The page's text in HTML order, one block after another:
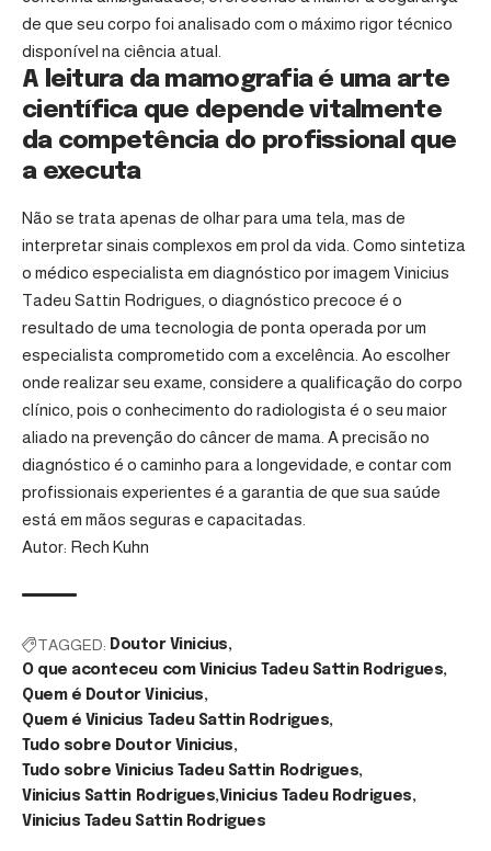
de que seu corpo foi analisado com o máximo rigor técnico
disponível na ciência atual.
A leitura da mamografia é uma arte
científica que depende vitalmente
da competência do profissional que
a executa
Não se trata apenas de olhar para uma tela, mas de
interpretar sinais complexos em prol da vida. Como sintetiza
o médico especialista em diagnóstico por imagem Vinicius
Tadeu Sattin Rodrigues, o diagnóstico precoce é o
resultado de uma tecnologia de ponta operada por um
especialista comprometido com a excelência. Ao escolher
onde realizar seu exame, considere a qualificação do corpo
clínico, pois o conhecimento do radiologista é o seu maior
aliado na prevenção do câncer de mama. A precisão no
diagnóstico é o caminho para a longevidade, e contar com
profissionais experientes é a garantia de que sua saúde
está em mãos seguras e capacitadas.
Autor: Rech Kuhn
TAGGED: Doutor Vinicius
O que aconteceu com Vinicius Tadeu Sattin Rodrigues
Quem é Doutor Vinicius
Quem é Vinicius Tadeu Sattin Rodrigues
Tudo sobre Doutor Vinicius
Tudo sobre Vinicius Tadeu Sattin Rodrigues
Vinicius Sattin Rodrigues Vinicius Tadeu Rodrigues
Vinicius Tadeu Sattin Rodrigues